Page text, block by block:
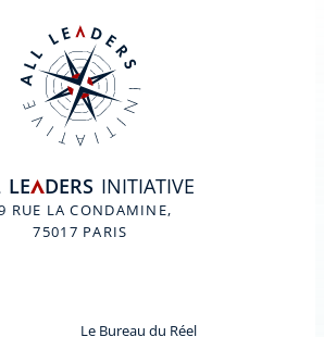
LEADERS INITIATIVE
RUE LA CONDAMINE,
75017 PARIS
Le Bureau du Réel